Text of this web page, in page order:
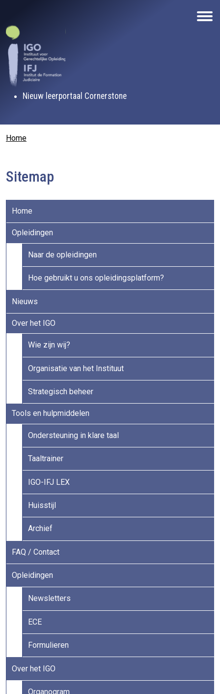
Nieuw leerportaal Cornerstone
Kruimelpad
Home
Sitemap
Home
Opleidingen
Naar de opleidingen
Hoe gebruikt u ons opleidingsplatform?
Nieuws
Over het IGO
Wie zijn wij?
Organisatie van het Instituut
Strategisch beheer
Tools en hulpmiddelen
Ondersteuning in klare taal
Taaltrainer
IGO-IFJ LEX
Huisstijl
Archief
FAQ / Contact
Opleidingen
Newsletters
ECE
Formulieren
Over het IGO
Organogram